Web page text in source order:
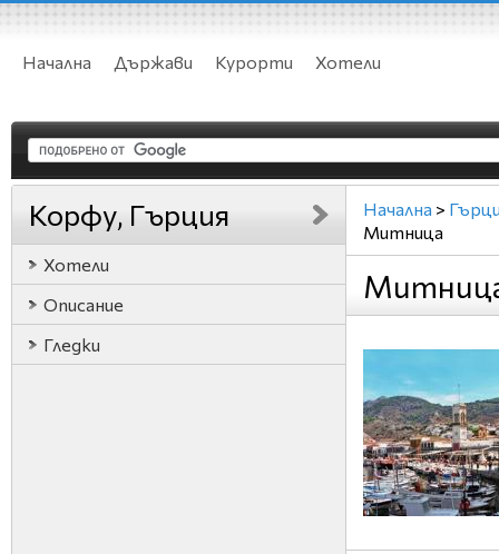
Начална Държави Курорти Хотели
Корфу, Гърция
Хотели
Описание
Гледки
Начална >
Митница